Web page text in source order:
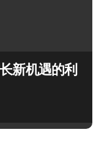
新机遇的利